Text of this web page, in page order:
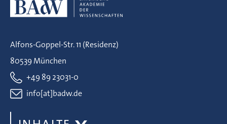
Alfons-Goppel-Str. 11 (Residenz)
80539 München
+49 89 23031-0
info[at]badw.de